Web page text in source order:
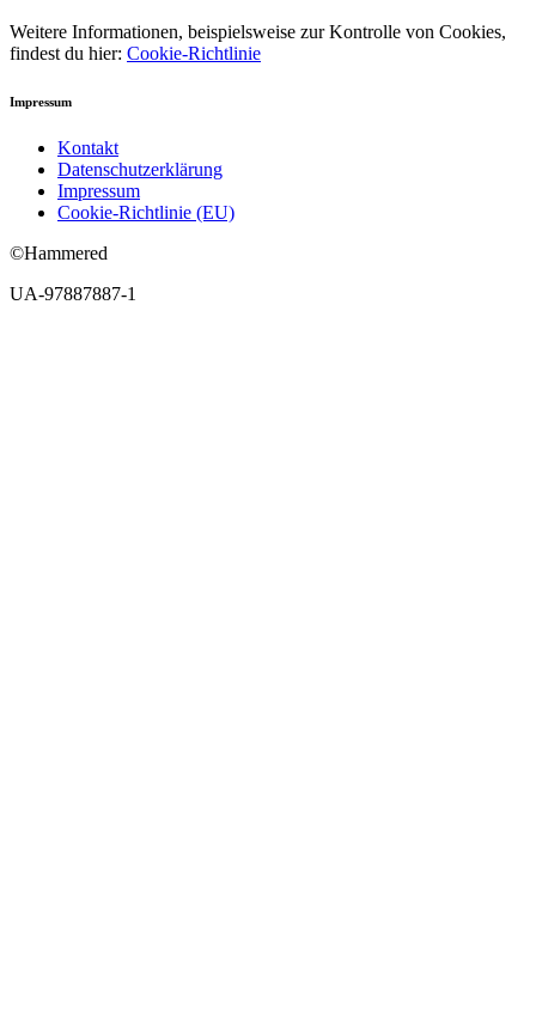
Weitere Informationen, beispielsweise zur Kontrolle von Cookies,
findest du hier: Cookie-Richtlinie
Impressum
Kontakt
Datenschutzerklärung
Impressum
Cookie-Richtlinie (EU)
©Hammered
UA-97887887-1